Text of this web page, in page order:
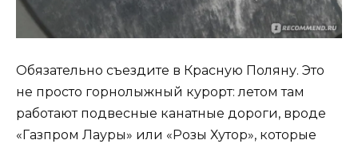
Обязательно съездите в Красную Поляну. Это
не просто горнолыжный курорт: летом там
работают подвесные канатные дороги, вроде
«Газпром Лауры» или «Розы Хутор», которые